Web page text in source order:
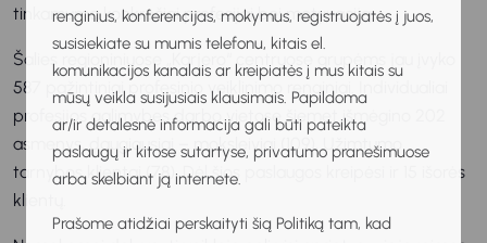
renginius, konferencijas, mokymus, registruojatės į juos,
susisiekiate su mumis telefonu, kitais el.
komunikacijos kanalais ar kreipiatės į mus kitais su
mūsų veikla susijusiais klausimais. Papildoma
ar/ir detalesnė informacija gali būti pateikta
paslaugų ir kitose sutartyse, privatumo pranešimuose
arba skelbiant ją internete.
Prašome atidžiai perskaityti šią Politiką tam, kad
tinkamumą konkrečiai profesijai bei motyvaciją.
Šalies regioniniuose „Karjero“ centruose grupėms jau įvyko
587 pažintiniai profesinio veiklinimo renginiai. Individualiai
profesijos galimybes darbo vietose šiemet išmėgino 202
asmenys, daugiausiai – moksleiviai (109), Užimtumo
tarnybos klientai (78). Dėl šios paslaugos kreipėsi ir 15 išorės
klientų.